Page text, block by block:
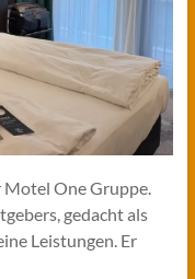
Motel One Gruppe.
gedacht als
Leistungen. Er